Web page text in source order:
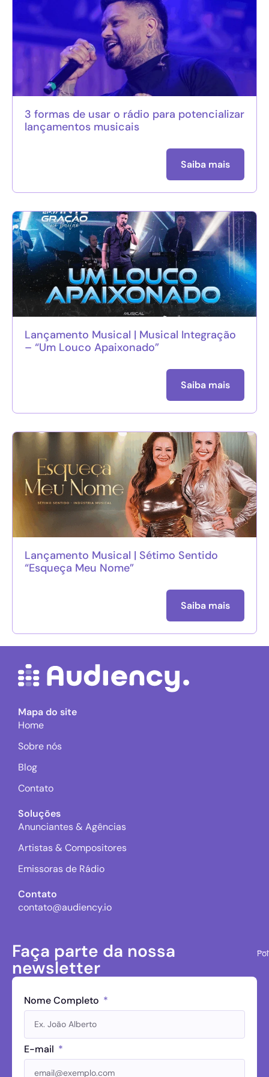
3 formas de usar o rádio para potencializar
lançamentos musicais
Saiba mais
Lançamento Musical | Musical Integração
– “Um Louco Apaixonado”
Saiba mais
Lançamento Musical | Sétimo Sentido
“Esqueça Meu Nome”
Saiba mais
Mapa do site
Home
Sobre nós
Blog
Contato
Soluções
Anunciantes & Agências
Artistas & Compositores
Emissoras de Rádio
Contato
contato@audiency.io
Faça parte da nossa
newsletter
Nome Completo
E-mail